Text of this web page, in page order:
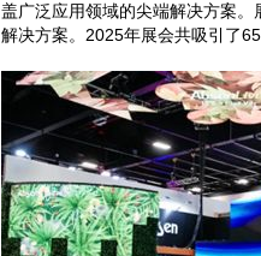
盖广泛应用领域的尖端解决方案
解决方案。2025年展会共吸引了